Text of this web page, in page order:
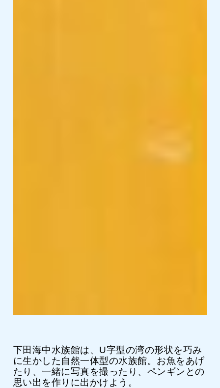
下田海中水族館は、U字型の湾の形状を巧み
に生かした自然一体型の水族館。お魚をあげ
たり、一緒に写真を撮ったり、ペンギンとの
思い出を作りに出かけよう。